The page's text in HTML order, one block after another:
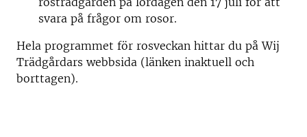
svara på frågor om rosor.
Hela programmet för rosveckan hittar du på Wij
Trädgårdars webbsida (länken inaktuell och
borttagen).